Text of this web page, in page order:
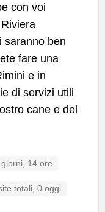
con voi
saranno ben
fare una
e in
di servizi utili
cane e del
14 ore
totali, 0 oggi